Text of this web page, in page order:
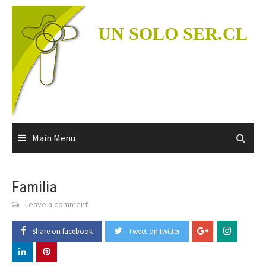
Skip
content
UN SOLO SER.CL
Main Menu
Familia
Leave a comment
Share on facebook Tweet on twitter